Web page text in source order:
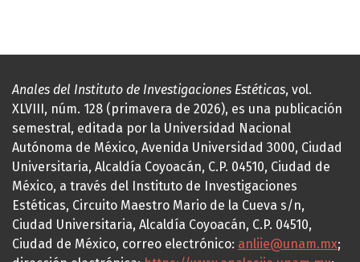
Anales del Instituto de Investigaciones Estéticas, vol.
XLVIII, núm. 128 (primavera de 2026), es una publicación
semestral, editada por la Universidad Nacional
Autónoma de México, Avenida Universidad 3000, Ciudad
Universitaria, Alcaldía Coyoacán, C.P. 04510, Ciudad de
México, a través del Instituto de Investigaciones
Estéticas, Circuito Maestro Mario de la Cueva s/n,
Ciudad Universitaria, Alcaldía Coyoacán, C.P. 04510,
Ciudad de México, correo electrónico: anliie@unam.mx;